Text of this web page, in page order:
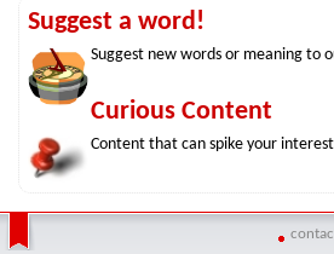
Suggest a word!
Suggest new words or meaning to
Curious Content
Content that can spike your